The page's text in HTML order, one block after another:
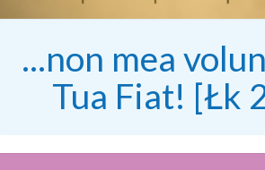
...non mea
Tua Fiat! [Łk